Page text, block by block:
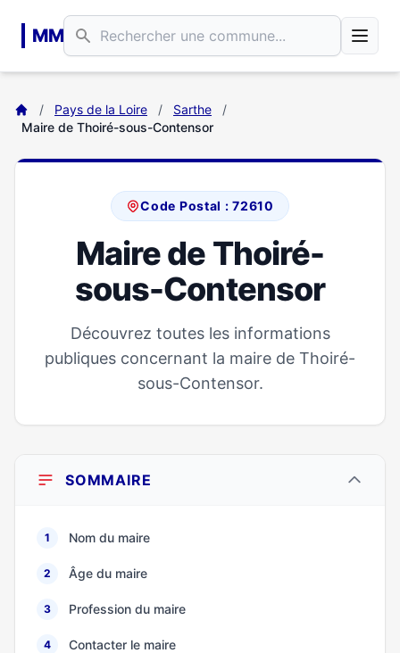
MM
/ Pays de la Loire / Sarthe
/
Maire de Thoiré-sous-Contensor
Code Postal : 72610
Maire de Thoiré-
sous-Contensor
Découvrez toutes les informations
publiques concernant la maire de Thoiré-
sous-Contensor.
SOMMAIRE
1 Nom du maire
2 Âge du maire
3 Profession du maire
4 Contacter le maire